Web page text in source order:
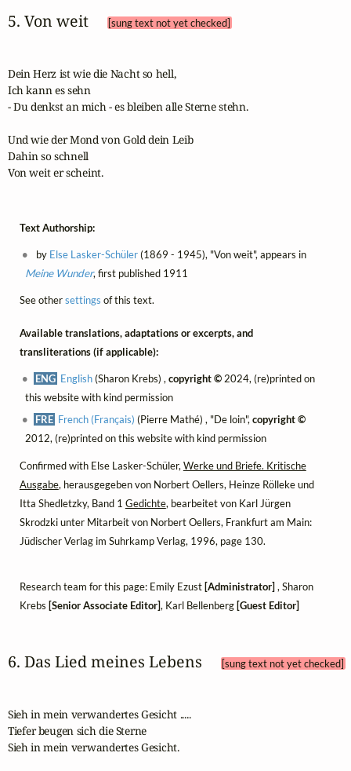
5. Von weit [sung text not yet checked]
Dein Herz ist wie die Nacht so hell,
Ich kann es sehn
- Du denkst an mich - es bleiben alle Sterne stehn.
Und wie der Mond von Gold dein Leib
Dahin so schnell
Von weit er scheint.
Text Authorship:
by Else Lasker-Schüler(1869 - 1945), "Von weit", appears in
Meine Wunder, first published 1911
See othersettings of this text.
Available translations, adaptations or excerpts, and
transliterations (if applicable):
ENG English(Sharon Krebs) ,copyright ©2024, (re)printed on
this website with kind permission
FRE French (Français) (Pierre Mathé) , "De loin",copyright ©
2012, (re)printed on this website with kind permission
Confirmed with Else Lasker-Schüler, Werke und Briefe. Kritische
Ausgabe, herausgegeben von Norbert Oellers, Heinze Rölleke und
Itta Shedletzky, Band 1 Gedichte, bearbeitet von Karl Jürgen
Skrodzki unter Mitarbeit von Norbert Oellers, Frankfurt am Main:
Jüdischer Verlag im Suhrkamp Verlag, 1996, page 130.
Research team for this page: Emily Ezust [Administrator] , Sharon
Krebs [Senior Associate Editor], Karl Bellenberg [Guest Editor]
6. Das Lied meines Lebens [sung text not yet checked]
Sieh in mein verwandertes Gesicht .....
Tiefer beugen sich die Sterne
Sieh in mein verwandertes Gesicht.